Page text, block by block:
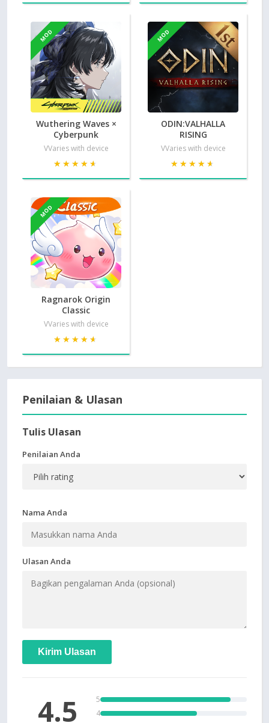
MOD
Wuthering Waves ×
Cyberpunk
VVaries with device
★★★★★
★★★★★
MOD
ODIN:VALHALLA
RISING
VVaries with device
★★★★★
★★★★★
MOD
Ragnarok Origin
Classic
VVaries with device
★★★★★
★★★★★
Penilaian & Ulasan
Tulis Ulasan
Penilaian Anda
Nama Anda
Ulasan Anda
Kirim Ulasan
4.5
5
4